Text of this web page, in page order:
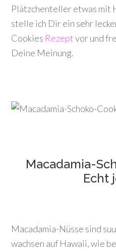
Plätzchenteller etwas mit
stelle ich Dir ein sehr
Cookies Rezeptvor und
Deine Meinung.
Macadamia-
Echt
Macadamia-Nüsse sind
wachsen auf Hawaii, wie